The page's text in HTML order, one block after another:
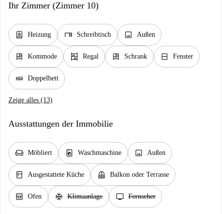
Ihr Zimmer (Zimmer 10)
water_heater Heizung desk Schreibtisch image Außen
dresser Kommode shelves Regal dresser Schrank window_closed Fenster
airline_seat_flat Doppelbett
Zeige alles (13)
Ausstattungen der Immobilie
chair Möbliert local_laundry_service Waschmaschine image Außen
kitchen Ausgestattete Küche balcony Balkon oder Terrasse
oven_gen Ofen ac_unit Klimaanlage tv Fernseher